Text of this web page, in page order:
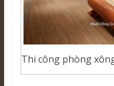
Thi công phòng